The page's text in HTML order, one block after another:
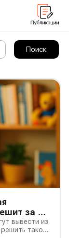
Поиск
за 5
вывести из
такой